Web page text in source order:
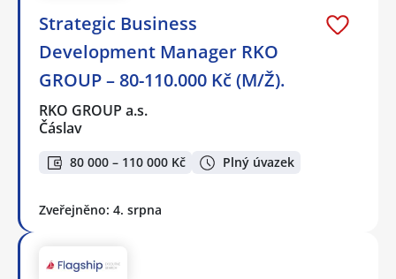
Strategic Business
Development Manager RKO
GROUP – 80-110.000 Kč (M/Ž).
RKO GROUP a.s.
Čáslav
80 000 – 110 000 Kč Plný úvazek
Zveřejněno: 4. srpna